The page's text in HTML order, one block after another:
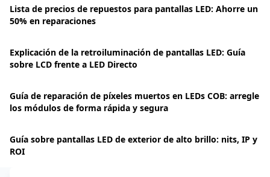
Lista de precios de repuestos para pantallas LED: Ahorre un
50% en reparaciones
Explicación de la retroiluminación de pantallas LED: Guía
sobre LCD frente a LED Directo
Guía de reparación de píxeles muertos en LEDs COB: arregle
los módulos de forma rápida y segura
Guía sobre pantallas LED de exterior de alto brillo: nits, IP y
ROI